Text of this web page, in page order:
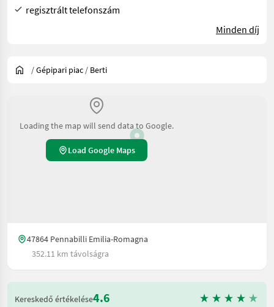
regisztrált telefonszám
Minden díj
/Gépipari piac / Berti
Loading the map will send data to Google.
Load Google Maps
47864 Pennabilli Emilia-Romagna
352.11 km távolságra
Kereskedő értékelése4.6